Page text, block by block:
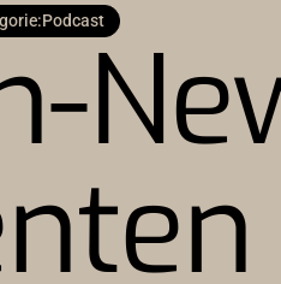
Podcast